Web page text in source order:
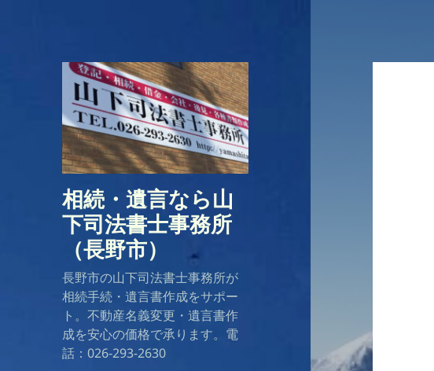
相続・遺言なら山
下司法書士事務所
（長野市）
長野市の山下司法書士事務所が
相続手続・遺言書作成をサポー
ト。不動産名義変更・遺言書作
成を安心の価格で承ります。電
話：026-293-2630